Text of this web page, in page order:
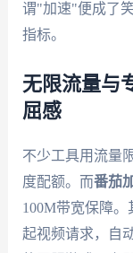
谓"加速"便成了
指标。
无限流量与
屈感
不少工具用流量
度配额。而番茄
100M带宽保障
起视频请求，自